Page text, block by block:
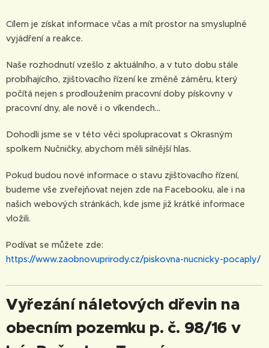
Cílem je získat informace včas a mít prostor na smysluplné
vyjádření a reakce.
Naše rozhodnutí vzešlo z aktuálního, a v tuto dobu stále
probíhajícího, zjišťovacího řízení ke změně záměru, který
počítá nejen s prodloužením pracovní doby pískovny v
pracovní dny, ale nově i o víkendech...
Dohodli jsme se v této věci spolupracovat s Okrasným
spolkem Nučničky, abychom měli silnější hlas.
Pokud budou nové informace o stavu zjišťovacího řízení,
budeme vše zveřejňovat nejen zde na Facebooku, ale i na
našich webových stránkách, kde jsme již krátké informace
vložili.
Podívat se můžete zde:
https://www.zaobnovuprirody.cz/piskovna-nucnicky-pocaply/
Vyřezání náletových dřevin na
obecním pozemku p. č. 98/16 v